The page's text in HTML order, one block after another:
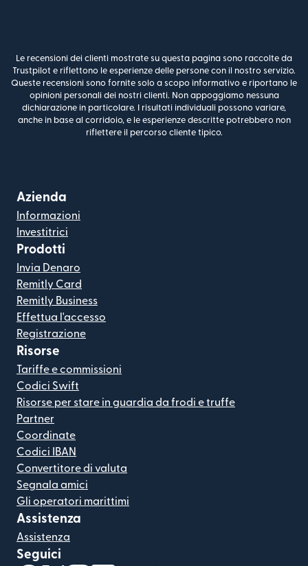
Le recensioni dei clienti mostrate su questa pagina sono raccolte da
Trustpilot e riflettono le esperienze delle persone con il nostro servizio.
Queste recensioni sono fornite solo a scopo informativo e riportano le
opinioni personali dei nostri clienti. Non appoggiamo nessuna
dichiarazione in particolare. I risultati individuali possono variare,
anche in base al corridoio, e le esperienze descritte potrebbero non
riflettere il percorso cliente tipico.
Azienda
Informazioni
Investitrici
Prodotti
Invia Denaro
Remitly Card
Remitly Business
Effettua l'accesso
Registrazione
Risorse
Tariffe e commissioni
Codici Swift
Risorse per stare in guardia da frodi e truffe
Partner
Coordinate
Codici IBAN
Convertitore di valuta
Segnala amici
Gli operatori marittimi
Assistenza
Assistenza
Seguici